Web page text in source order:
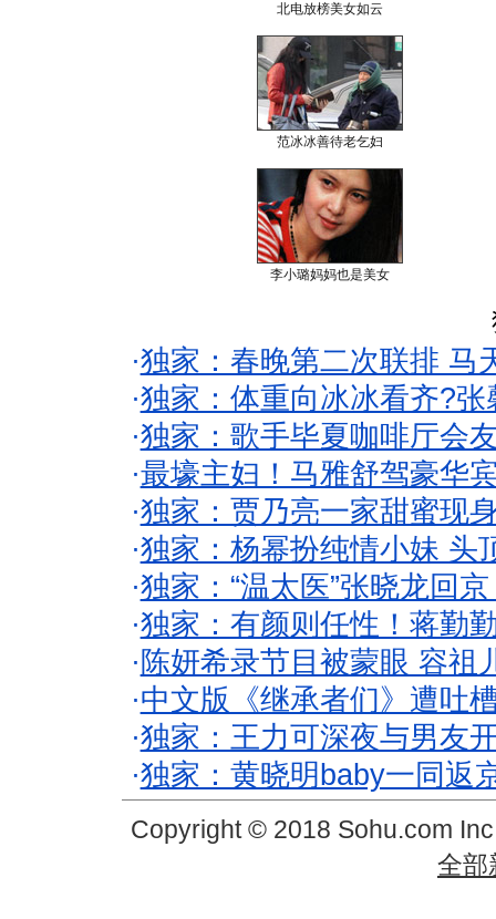
北电放榜美女如云
范冰冰善待老乞妇
李小璐妈妈也是美女
·独家：春晚第二次联排 马
·独家：体重向冰冰看齐?
·独家：歌手毕夏咖啡厅会
·最壕主妇！马雅舒驾豪华
·独家：贾乃亮一家甜蜜现
·独家：杨幂扮纯情小妹 头
·独家：“温太医”张晓龙回
·独家：有颜则任性！蒋勤
· 陈妍希录节目被蒙眼 容祖
·中文版《继承者们》遭吐
·独家：王力可深夜与男友
·独家：黄晓明baby一同返
Copyright © 2018 Sohu.com
全部